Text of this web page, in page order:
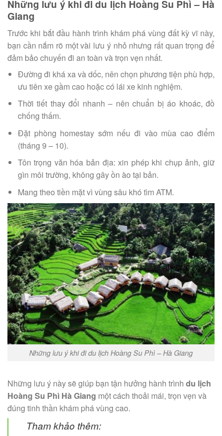
Những lưu ý khi đi du lịch Hoàng Su Phì – Hà
Giang
Trước khi bắt đầu hành trình khám phá vùng đất kỳ vĩ này,
bạn cần nắm rõ một vài lưu ý nhỏ nhưng rất quan trọng để
đảm bảo chuyến đi an toàn và trọn vẹn nhất.
Đường đi khá xa và dốc, nên chọn phương tiện phù hợp,
ưu tiên xe gầm cao hoặc có lái xe kinh nghiệm.
Thời tiết thay đổi nhanh – nên chuẩn bị áo khoác, đồ
chống thấm.
Đặt phòng homestay sớm nếu đi vào mùa cao điểm
(tháng 9 – 10).
Tôn trọng văn hóa bản địa: xin phép khi chụp ảnh, giữ
gìn môi trường, không gây ồn ào tại bản.
Mang theo tiền mặt vì vùng sâu khó tìm ATM.
Những lưu ý khi đi du lịch Hoàng Su Phì – Hà Giang
Những lưu ý này sẽ giúp bạn tận hưởng hành trình du lịch
Hoàng Su Phì Hà Giang một cách thoải mái, trọn vẹn và
đúng tinh thần khám phá vùng cao.
Tham khảo thêm: